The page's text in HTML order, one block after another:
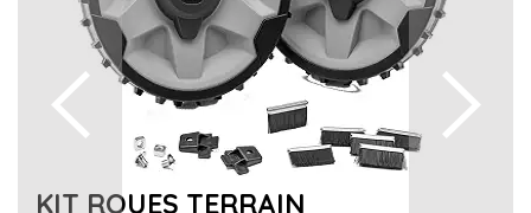
KIT ROUES TERRAIN